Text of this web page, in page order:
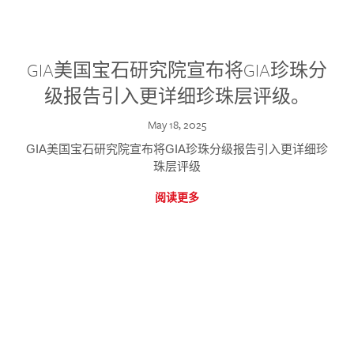
GIA美国宝石研究院宣布将GIA珍珠分
级报告引入更详细珍珠层评级。
May 18, 2025
GIA美国宝石研究院宣布将GIA珍珠分级报告引入更详细珍
珠层评级
阅读更多